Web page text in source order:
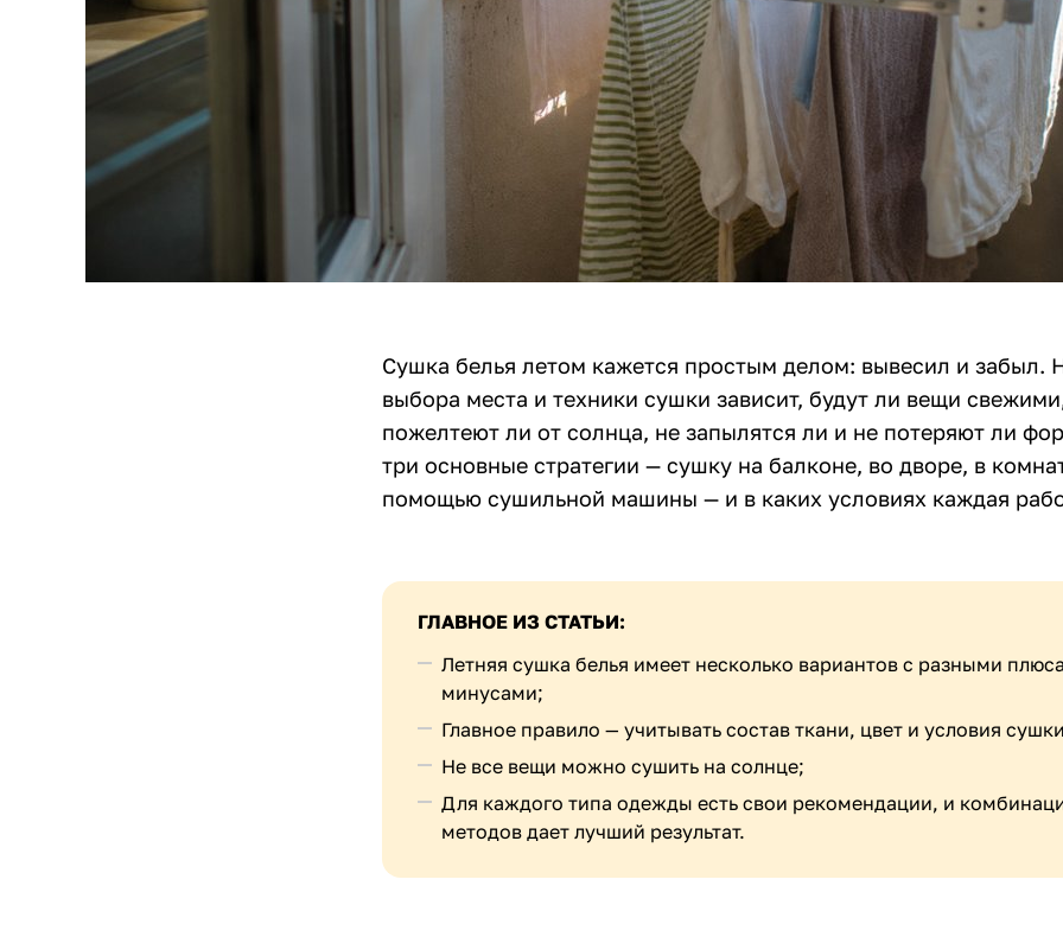
Сушка белья летом кажется простым делом: вывесил и забыл.
выбора места и техники сушки зависит, будут ли вещи
пожелтеют ли от солнца, не запылятся ли и не потеряют ли
три основные стратегии — сушку на балконе, во дворе, в
помощью сушильной машины — и в каких условиях каждая
ГЛАВНОЕ ИЗ СТАТЬИ:
Летняя сушка белья имеет несколько вариантов с разными
минусами;
Главное правило — учитывать состав ткани, цвет и условия
Не все вещи можно сушить на солнце;
Для каждого типа одежды есть свои рекомендации, и
методов дает лучший результат.